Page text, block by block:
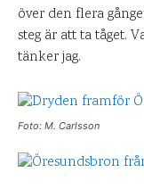
över den flera
steg är att ta tåget.
tänker jag.
Foto: M. Carlsson